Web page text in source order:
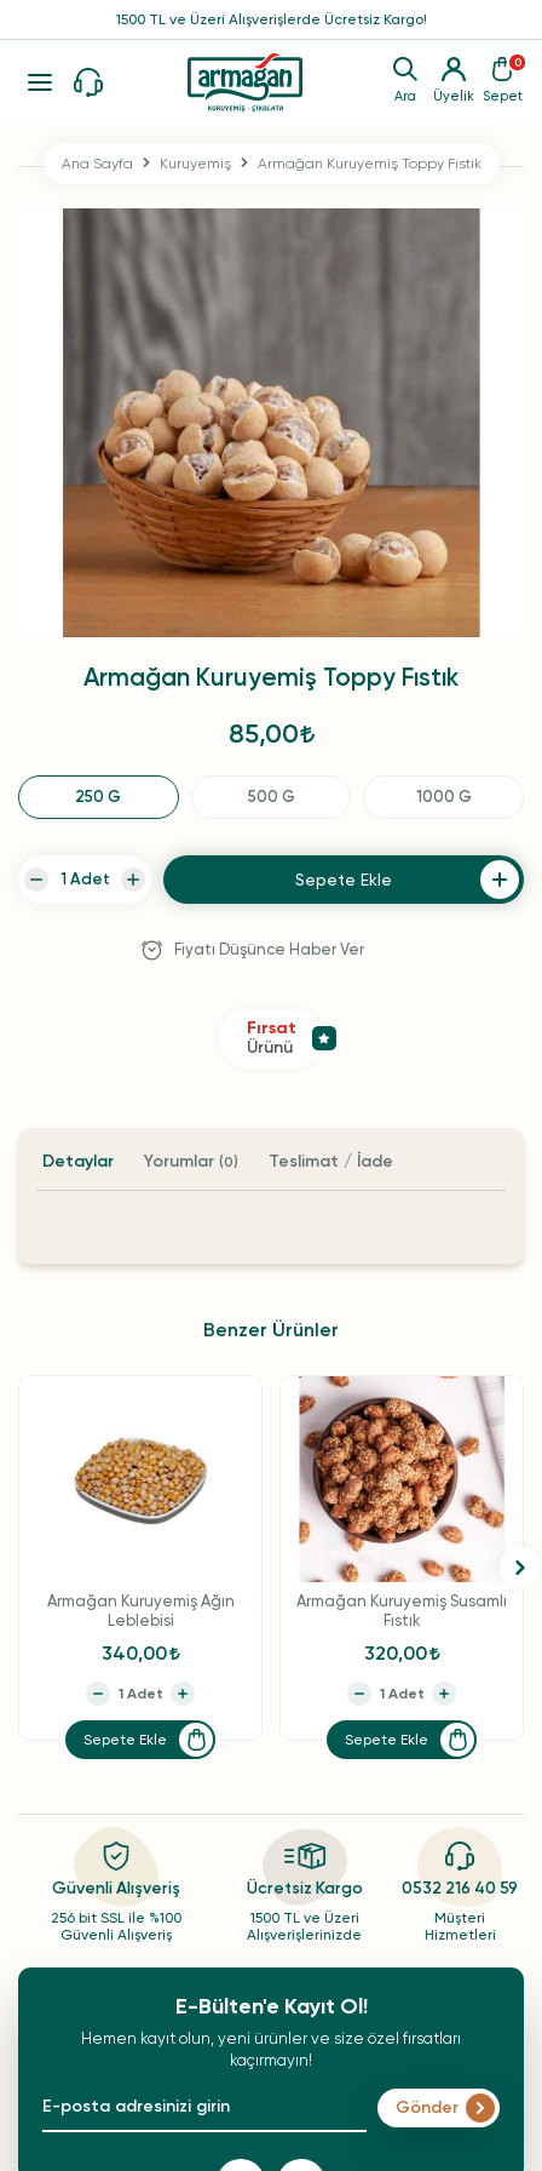
Ara Üyelik
0
Sepet
1500 TL ve Üzeri Alışverişlerde Ücretsiz Kargo!
Ana Sayfa Kuruyemiş Armağan Kuruyemiş Toppy Fıstık
Armağan Kuruyemiş Toppy Fıstık
85,00
250 G 500 G 1000 G
Sepete Ekle
Fiyatı Düşünce Haber Ver
Fırsat
Ürünü
Detaylar Yorumlar (0) Teslimat / İade
Benzer Ürünler
Armağan Kuruyemiş Ağın
Leblebisi
340,00
Sepete Ekle
Armağan Kuruyemiş Susamlı
Fıstık
320,00
Sepete Ekle
Güvenli Alışveriş
256 bit SSL ile %100
Güvenli Alışveriş
Ücretsiz Kargo
1500 TL ve Üzeri
Alışverişlerinizde
0532 216 40 59
Müşteri
Hizmetleri
E-Bülten'e Kayıt Ol!
Hemen kayıt olun, yeni ürünler ve size özel fırsatları
kaçırmayın!
Gönder